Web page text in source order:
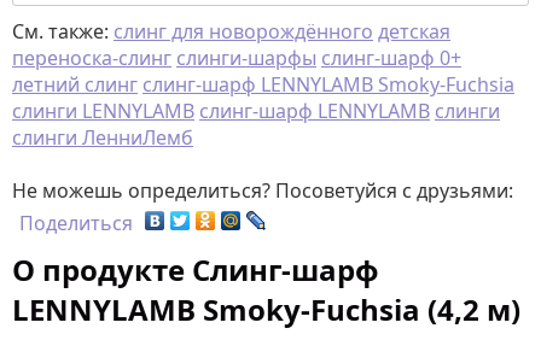
См. также: слинг для новорождённого детская
переноска-слинг слинги-шарфы слинг-шарф 0+
летний слинг слинг-шарф LENNYLAMB Smoky-Fuchsia
слинги LENNYLAMB слинг-шарф LENNYLAMB слинги
слинги ЛенниЛемб
Не можешь определиться? Посоветуйся с друзьями:
Поделиться
О продукте Слинг-шарф
LENNYLAMB Smoky-Fuchsia (4,2 м)